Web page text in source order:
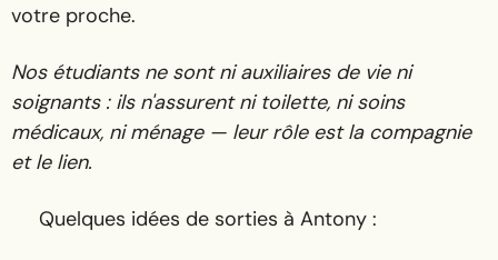
votre proche.
Nos étudiants ne sont ni auxiliaires de vie ni
soignants : ils n'assurent ni toilette, ni soins
médicaux, ni ménage — leur rôle est la compagnie
et le lien.
Quelques idées de sorties à Antony :